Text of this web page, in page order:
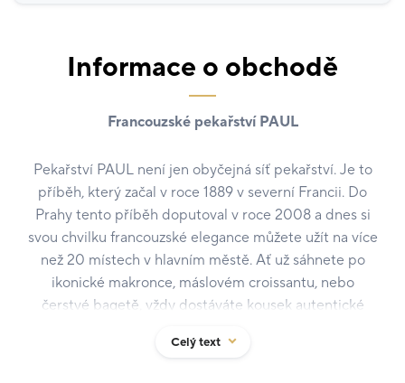
Informace o obchodě
Francouzské pekařství PAUL
Pekařství PAUL není jen obyčejná síť pekařství. Je to
příběh, který začal v roce 1889 v severní Francii. Do
Prahy tento příběh doputoval v roce 2008 a dnes si
svou chvilku francouzské elegance můžete užít na více
než 20 místech v hlavním městě. Ať už sáhnete po
ikonické makronce, máslovém croissantu, nebo
čerstvé bagetě, vždy dostáváte kousek autentické
pravidelné sezónní nabídky a speciality. Ať už máte
Celý text